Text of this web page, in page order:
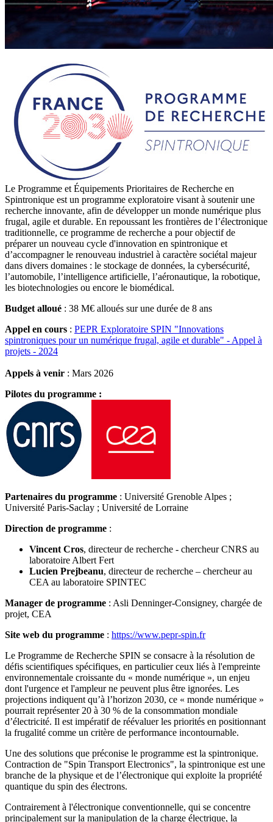
Le Programme et Équipements Prioritaires de Recherche en
Spintronique est un programme exploratoire visant à soutenir une
recherche innovante, afin de développer un monde numérique plus
frugal, agile et durable. En repoussant les frontières de l’électronique
traditionnelle, ce programme de recherche a pour objectif de
préparer un nouveau cycle d'innovation en spintronique et
d’accompagner le renouveau industriel à caractère sociétal majeur
dans divers domaines : le stockage de données, la cybersécurité,
l’automobile, l’intelligence artificielle, l’aéronautique, la robotique,
les biotechnologies ou encore le biomédical.
Budget alloué : 38 M€ alloués sur une durée de 8 ans
Appel en cours : PEPR Exploratoire SPIN "Innovations
spintroniques pour un numérique frugal, agile et durable" - Appel à
projets - 2024
Appels à venir : Mars 2026
Pilotes du programme :
Partenaires du programme : Université Grenoble Alpes ;
Université Paris-Saclay ; Université de Lorraine
Direction de programme :
Vincent Cros, directeur de recherche - chercheur CNRS au
laboratoire Albert Fert
Lucien Prejbeanu, directeur de recherche – chercheur au
CEA au laboratoire SPINTEC
Manager de programme : Asli Denninger-Consigney, chargée de
projet, CEA
Site web du programme : https://www.pepr-spin.fr
Le Programme de Recherche SPIN se consacre à la résolution de
défis scientifiques spécifiques, en particulier ceux liés à l'empreinte
environnementale croissante du « monde numérique », un enjeu
dont l'urgence et l'ampleur ne peuvent plus être ignorées. Les
projections indiquent qu’à l’horizon 2030, ce « monde numérique »
pourrait représenter 20 à 30 % de la consommation mondiale
d’électricité. Il est impératif de réévaluer les priorités en positionnant
la frugalité comme un critère de performance incontournable.
Une des solutions que préconise le programme est la spintronique.
Contraction de "Spin Transport Electronics", la spintronique est une
branche de la physique et de l’électronique qui exploite la propriété
quantique du spin des électrons.
Contrairement à l'électronique conventionnelle, qui se concentre
principalement sur la manipulation de la charge électrique, la